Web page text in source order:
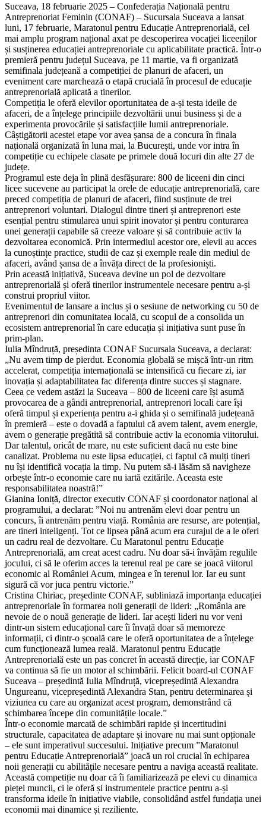
Suceava, 18 februarie 2025 – Confederația Națională pentru
Antreprenoriat Feminin (CONAF) – Sucursala Suceava a lansat
luni, 17 februarie, Maratonul pentru Educație Antreprenorială, cel
mai amplu program național axat pe descoperirea vocației liceenilor
și susținerea educației antreprenoriale cu aplicabilitate practică. Într-o
premieră pentru județul Suceava, pe 11 martie, va fi organizată
semifinala județeană a competiției de planuri de afaceri, un
eveniment care marchează o etapă crucială în procesul de educație
antreprenorială aplicată a tinerilor.
Competiția le oferă elevilor oportunitatea de a-și testa ideile de
afaceri, de a înțelege principiile dezvoltării unui business și de a
experimenta provocările și satisfacțiile lumii antreprenoriale.
Câștigătorii acestei etape vor avea șansa de a concura în finala
națională organizată în luna mai, la București, unde vor intra în
competiție cu echipele clasate pe primele două locuri din alte 27 de
județe.
Programul este deja în plină desfășurare: 800 de liceeni din cinci
licee sucevene au participat la orele de educație antreprenorială, care
preced competiția de planuri de afaceri, fiind susținute de trei
antreprenori voluntari. Dialogul dintre tineri și antreprenori este
esențial pentru stimularea unui spirit inovator și pentru conturarea
unei generații capabile să creeze valoare și să contribuie activ la
dezvoltarea economică. Prin intermediul acestor ore, elevii au acces
la cunoștințe practice, studii de caz și exemple reale din mediul de
afaceri, având șansa de a învăța direct de la profesioniști.
Prin această inițiativă, Suceava devine un pol de dezvoltare
antreprenorială și oferă tinerilor instrumentele necesare pentru a-și
construi propriul viitor.
Evenimentul de lansare a inclus și o sesiune de networking cu 50 de
antreprenori din comunitatea locală, cu scopul de a consolida un
ecosistem antreprenorial în care educația și inițiativa sunt puse în
prim-plan.
Iulia Mîndruță, președinta CONAF Sucursala Suceava, a declarat:
„Nu avem timp de pierdut. Economia globală se mișcă într-un ritm
accelerat, competiția internațională se intensifică cu fiecare zi, iar
inovația și adaptabilitatea fac diferența dintre succes și stagnare.
Ceea ce vedem astăzi la Suceava – 800 de liceeni care își asumă
provocarea de a gândi antreprenorial, antreprenori locali care își
oferă timpul și experiența pentru a-i ghida și o semifinală județeană
în premieră – este o dovadă a faptului că avem talent, avem energie,
avem o generație pregătită să contribuie activ la economia viitorului.
Dar talentul, oricât de mare, nu este suficient dacă nu este bine
canalizat. Problema nu este lipsa educației, ci faptul că mulți tineri
nu își identifică vocația la timp. Nu putem să-i lăsăm să navigheze
orbește într-o economie care nu iartă ezitările. Aceasta este
responsabilitatea noastră!”
Gianina Ioniță, director executiv CONAF și coordonator național al
programului, a declarat: ”Noi nu antrenăm elevi doar pentru un
concurs, îi antrenăm pentru viață. România are resurse, are potențial,
are tineri inteligenți. Tot ce lipsea până acum era curajul de a le oferi
un cadru real de dezvoltare. Cu Maratonul pentru Educație
Antreprenorială, am creat acest cadru. Nu doar să-i învățăm regulile
jocului, ci să le oferim acces la terenul real pe care se joacă viitorul
economic al României Acum, mingea e în terenul lor. Iar eu sunt
sigură că vor juca pentru victorie.”
Cristina Chiriac, președinte CONAF, subliniază importanța educației
antreprenoriale în formarea noii generații de lideri: „România are
nevoie de o nouă generație de lideri. Iar acești lideri nu vor veni
dintr-un sistem educațional care îi învață doar să memoreze
informații, ci dintr-o școală care le oferă oportunitatea de a înțelege
cum funcționează lumea reală. Maratonul pentru Educație
Antreprenorială este un pas concret în această direcție, iar CONAF
va continua să fie un motor al schimbării. Felicit board-ul CONAF
Suceava – președintă Iulia Mîndruță, vicepreședintă Alexandra
Ungureanu, vicepreședintă Alexandra Stan, pentru determinarea și
viziunea cu care au organizat acest program, demonstrând că
schimbarea începe din comunitățile locale.”
Într-o economie marcată de schimbări rapide și incertitudini
structurale, capacitatea de adaptare și inovare nu mai sunt opționale
– ele sunt imperativul succesului. Inițiative precum ”Maratonul
pentru Educație Antreprenorială” joacă un rol crucial în echiparea
noii generații cu abilitățile necesare pentru a naviga această realitate.
Această competiție nu doar că îi familiarizează pe elevi cu dinamica
pieței muncii, ci le oferă și instrumentele practice pentru a-și
transforma ideile în inițiative viabile, consolidând astfel fundația unei
economii mai dinamice și reziliente.